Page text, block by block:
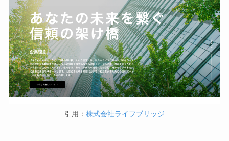
引用： 株式会社ライフブリッジ